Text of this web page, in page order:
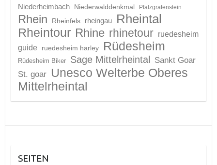
Niederheimbach Niederwalddenkmal Pfalzgrafenstein
Rhein Rheinfels rheingau
Rheintal
Rheintour Rhine rhinetour ruedesheim
guide
ruedesheim harley Rüdesheim
Rüdesheim Biker Sage Mittelrheintal Sankt Goar
St. goar Unesco Welterbe Oberes
Mittelrheintal
SEITEN